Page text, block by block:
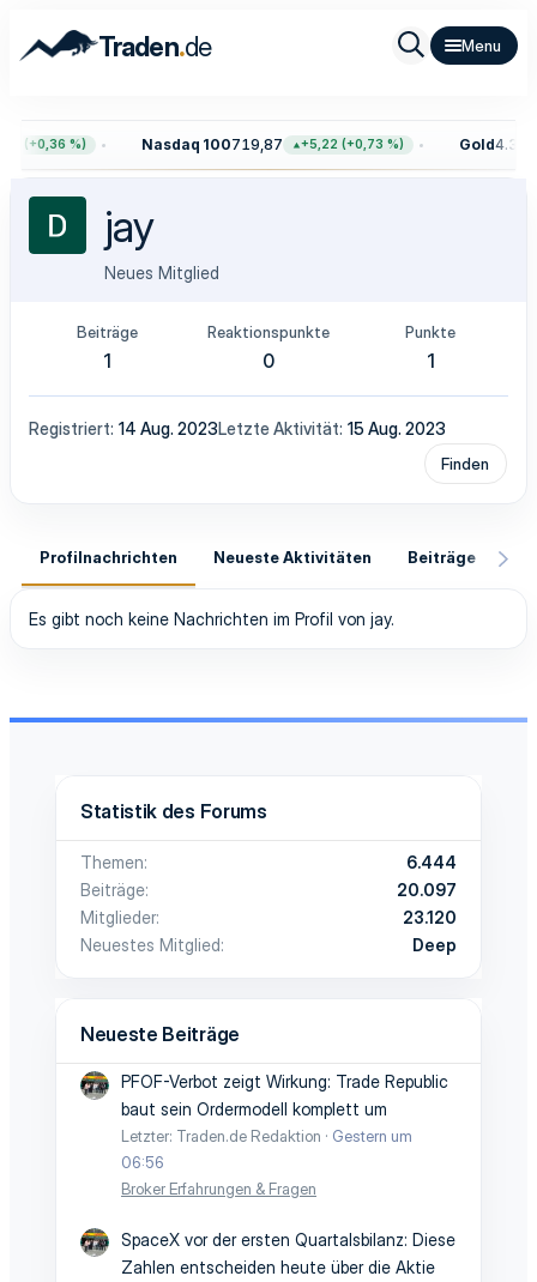
Traden.de
(+0,36 %) Nasdaq 100719,87 +5,22 (+0,73 %) Gold
jay
Neues Mitglied
Beiträge
1
Reaktionspunkte
0
Punkte
1
Registriert 14 Aug. 2023Letzte Aktivität 15 Aug. 2023
Finden
Profilnachrichten Neueste Aktivitäten Beiträge
Es gibt noch keine Nachrichten im Profil von jay.
Statistik des Forums
Themen
6.444
Beiträge
20.097
Mitglieder
23.120
Neuestes Mitglied
Deep
Neueste Beiträge
PFOF-Verbot zeigt Wirkung: Trade Republic
baut sein Ordermodell komplett um
Letzter: Traden.de Redaktion
Gestern um
06:56
Broker Erfahrungen & Fragen
SpaceX vor der ersten Quartalsbilanz: Diese
Zahlen entscheiden heute über die Aktie